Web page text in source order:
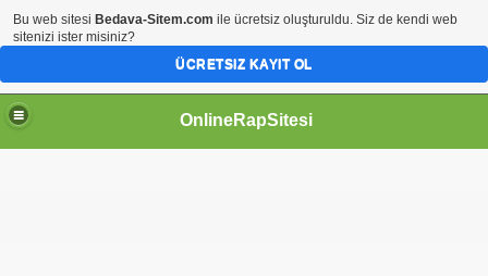
OnlineRapSitesi
Bu web sitesi Bedava-Sitem.com ile ücretsiz oluşturuldu. Siz de kendi web
sitenizi ister misiniz?
ÜCRETSIZ KAYIT OL